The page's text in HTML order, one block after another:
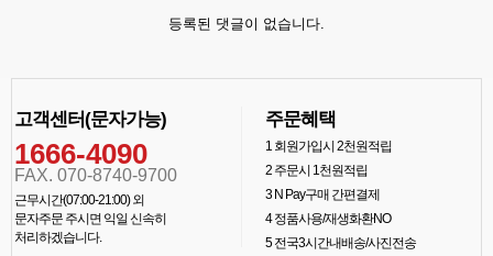
등록된 댓글이 없습니다.
고객센터(문자가능)
1666-4090
FAX. 070-8740-9700
근무시간(07:00-21:00) 외
문자주문 주시면 익일 신속히
처리하겠습니다.
주문혜택
1회원가입시 2천원적립
2주문시 1천원적립
3N Pay구매 간편결제
4정품사용/재생화환NO
5전국3시간내배송/사진전송